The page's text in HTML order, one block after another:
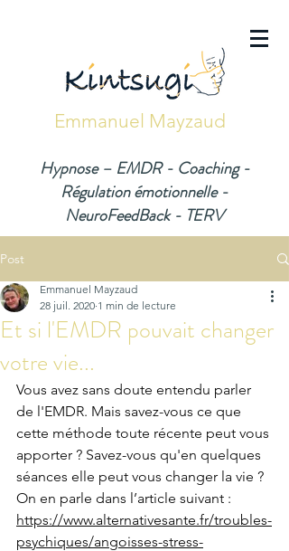
Emmanuel Mayzaud
Hypnose – EMDR - Coaching -
Régulation émotionnelle -
NeuroFeedBack - TERV
Post
Et si l'EMDR pouvait changer
votre vie...
Emmanuel Mayzaud
28 juil. 2020 1 min de lecture
Vous avez sans doute entendu parler
de l'EMDR. Mais savez-vous ce que
cette méthode toute récente peut vous
apporter ? Savez-vous qu'en quelques
séances elle peut vous changer la vie ?
On en parle dans l’article suivant :
https://www.alternativesante.fr/troubles-
psychiques/angoisses-stress-